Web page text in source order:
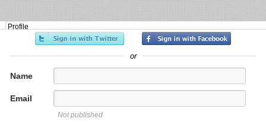
Profile
or
Name
Email
Not published